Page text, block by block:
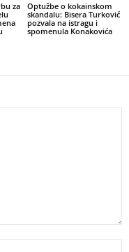
za
​Optužbe o kokainskom
skandalu: Bisera Turković
pozvala na istragu i
spomenula Konakovića